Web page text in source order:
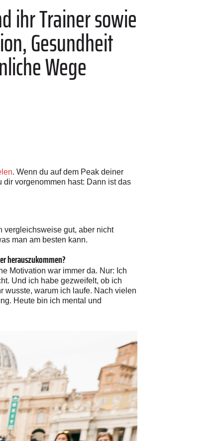
ihr Trainer sowie
Gesundheit
Wege
. Wenn du auf dem Peak deiner
vorgenommen hast: Dann ist das
vergleichsweise gut, aber nicht
man am besten kann.
herauszukommen?
Motivation war immer da. Nur: Ich
Und ich habe gezweifelt, ob ich
wusste, warum ich laufe. Nach vielen
Heute bin ich mental und